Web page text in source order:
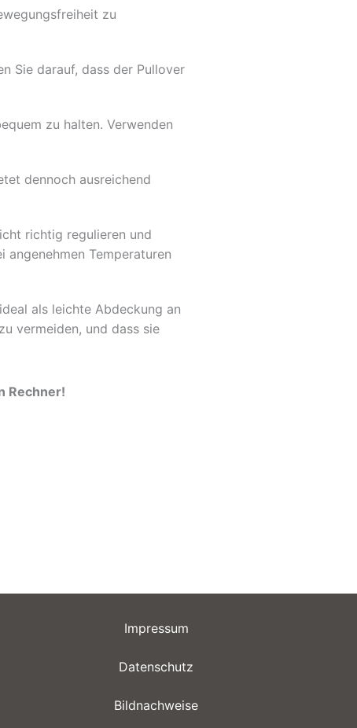
zu
Sie darauf, dass der Pullover
zu halten. Verwenden
dennoch ausreichend
richtig regulieren und
angenehmen Temperaturen
als leichte Abdeckung an
vermeiden, und dass sie
Rechner!
Impressum
Datenschutz
Bildnachweise